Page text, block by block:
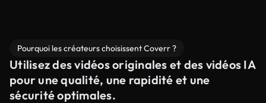
Pourquoi les créateurs choisissent Coverr ?
Utilisez des vidéos originales et des vidéos IA
pour une qualité, une rapidité et une
sécurité optimales.